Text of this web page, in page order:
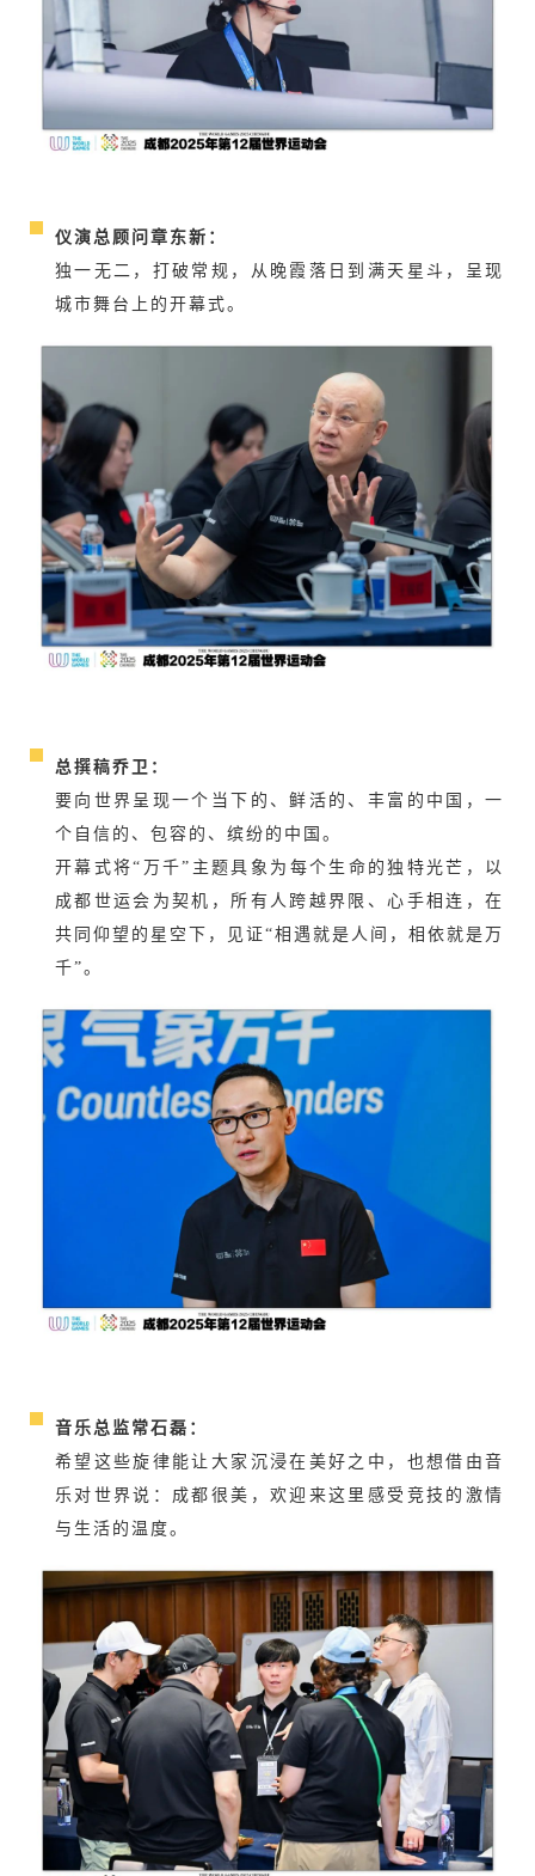
仪演总顾问章东新：
独一无二，打破常规，从晚霞落日到满天星斗，呈现
城市舞台上的开幕式。
总撰稿乔卫 ：
要向世界呈现一个当下的、鲜活的、丰富的中国，一
个自信的、包容的、缤纷的中国。
开幕式将“万千”主题具象为每个生命的独特光芒，以
成都世运会为契机，所有人跨越界限、心手相连，在
共同仰望的星空下，见证“相遇就是人间，相依就是万
千”。
音乐总监常石磊：
希望这些旋律能让大家沉浸在美好之中，也想借由音
乐对世界说：成都很美，欢迎来这里感受竞技的激情
与生活的温度。